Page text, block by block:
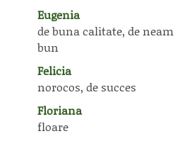
Eugenia
de buna calitate, de neam
bun
Felicia
norocos, de succes
Floriana
floare